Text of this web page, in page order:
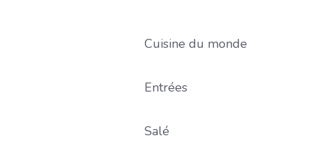
Cuisine du monde
Entrées
Salé